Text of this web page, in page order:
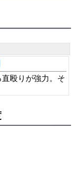
殴りが強力。そ